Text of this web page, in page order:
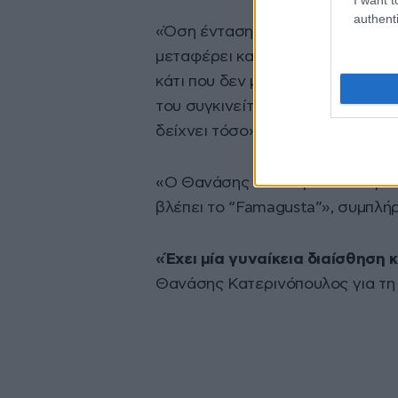
«Όση ένταση και φόρτιση να
μεταφέρει καθόλου στο σπίτι.
κάτι που δεν μου άρεσε. Όταν του
του συγκινείται και μπορεί να
δείχνει τόσο», είπε η Ράνια
«Ο Θανάσης θα δακρύσει ακόμα
βλέπει το “Famagusta”»,
«Έχει μία γυναίκεια διαίσθηση
Θανάσης Κατερινόπουλος για